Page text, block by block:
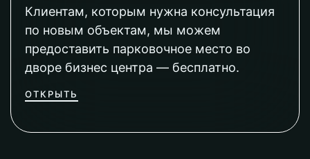
Клиентам, которым нужна консультация
по новым объектам, мы можем
предоставить парковочное место во
дворе бизнес центра — бесплатно.
ОТКРЫТЬ